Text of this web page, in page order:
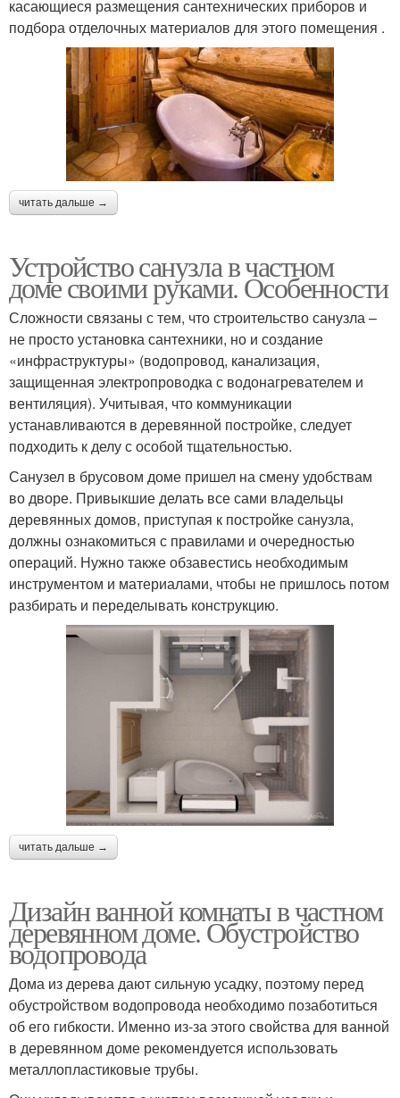
касающиеся размещения сантехнических приборов и
подбора отделочных материалов для этого помещения .
читать дальше →
Устройство санузла в частном
доме своими руками. Особенности
Сложности связаны с тем, что строительство санузла –
не просто установка сантехники, но и создание
«инфраструктуры» (водопровод, канализация,
защищенная электропроводка с водонагревателем и
вентиляция). Учитывая, что коммуникации
устанавливаются в деревянной постройке, следует
подходить к делу с особой тщательностью.
Санузел в брусовом доме пришел на смену удобствам
во дворе. Привыкшие делать все сами владельцы
деревянных домов, приступая к постройке санузла,
должны ознакомиться с правилами и очередностью
операций. Нужно также обзавестись необходимым
инструментом и материалами, чтобы не пришлось потом
разбирать и переделывать конструкцию.
читать дальше →
Дизайн ванной комнаты в частном
деревянном доме. Обустройство
водопровода
Дома из дерева дают сильную усадку, поэтому перед
обустройством водопровода необходимо позаботиться
об его гибкости. Именно из-за этого свойства для ванной
в деревянном доме рекомендуется использовать
металлопластиковые трубы.